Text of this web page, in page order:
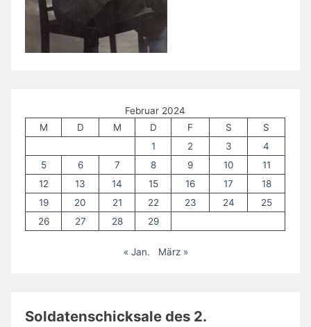
Februar 2024
M
D M D F S
S
1
2 3
4
5
6 7 8 9 10
11
12
13 14 15 16 17
18
19
20 21 22 23 24
25
26
27 28 29
« Jan. März »
Soldatenschicksale des 2.